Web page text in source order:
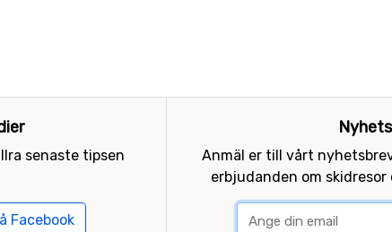
senaste tipsen
Facebook
Anmäl er till vårt
erbjudanden om